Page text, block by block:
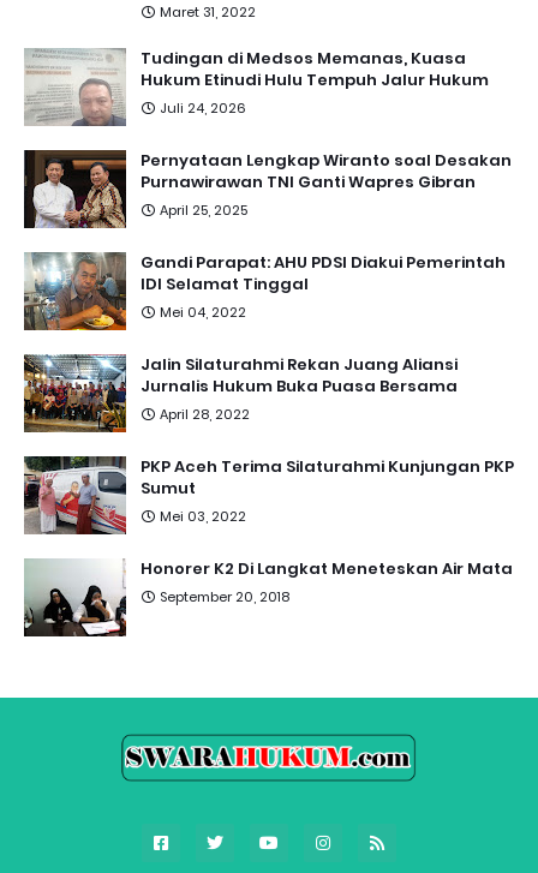
Maret 31, 2022
Tudingan di Medsos Memanas, Kuasa
Hukum Etinudi Hulu Tempuh Jalur Hukum
Juli 24, 2026
Pernyataan Lengkap Wiranto soal Desakan
Purnawirawan TNI Ganti Wapres Gibran
April 25, 2025
Gandi Parapat: AHU PDSI Diakui Pemerintah
IDI Selamat Tinggal
Mei 04, 2022
Jalin Silaturahmi Rekan Juang Aliansi
Jurnalis Hukum Buka Puasa Bersama
April 28, 2022
PKP Aceh Terima Silaturahmi Kunjungan PKP
Sumut
Mei 03, 2022
Honorer K2 Di Langkat Meneteskan Air Mata
September 20, 2018